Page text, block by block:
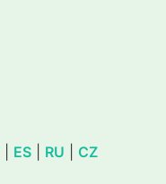
ES RU CZ